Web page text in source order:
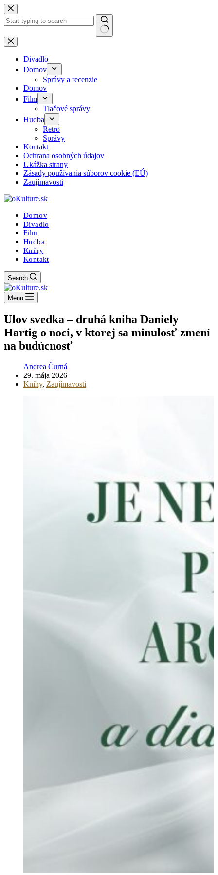
Skip
to
content
No
results
Divadlo
Domov
Správy a recenzie
Domov
Film
Tlačové správy
Hudba
Retro
Správy
Kontakt
Ochrana osobných údajov
Ukážka strany
Zásady používania súborov cookie (EÚ)
Zaujímavosti
Domov
Divadlo
Film
Hudba
Knihy
Kontakt
Search
Menu
Ulov svedka – druhá kniha Daniely
Hartig o noci, v ktorej sa minulosť zmení
na budúcnosť
Andrea Čurná
29. mája 2026
Knihy, Zaujímavosti